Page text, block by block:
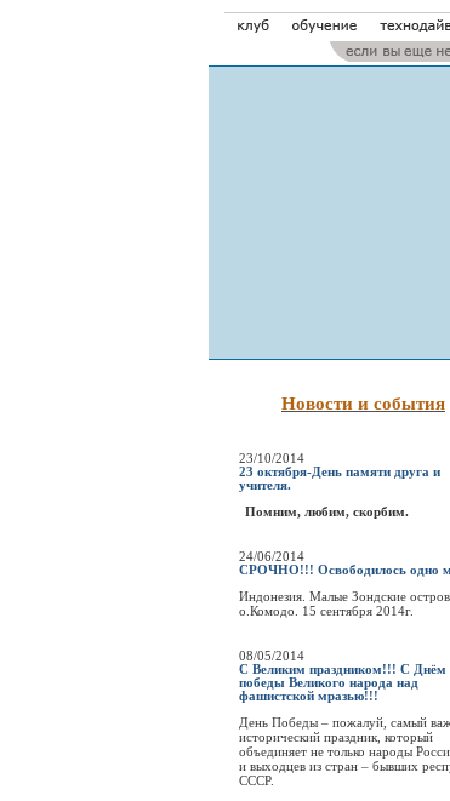
Новости и события
23/10/2014
23 октября-День памяти друга и
учителя.
Помним, любим, скорбим.
24/06/2014
СРОЧНО!!! Освободилось одно
Индонезия. Малые Зондские
о.Комодо. 15 сентября 2014г.
08/05/2014
С Великим праздником!!! С Днём
победы Великого народа над
фашистской мразью!!!
День Победы – пожалуй, самый
исторический праздник, который
объединяет не только народы
и выходцев из стран – бывших
СССР.